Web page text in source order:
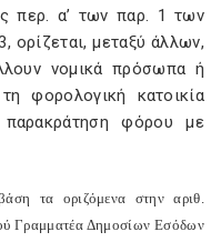
περ. α’ των παρ. 1 των
ορίζεται, μεταξύ άλλων,
νομικά πρόσωπα ή
φορολογική κατοικία
παρακράτηση φόρου με
τα οριζόμενα στην αριθ.
Γραμματέα Δημοσίων Εσόδων